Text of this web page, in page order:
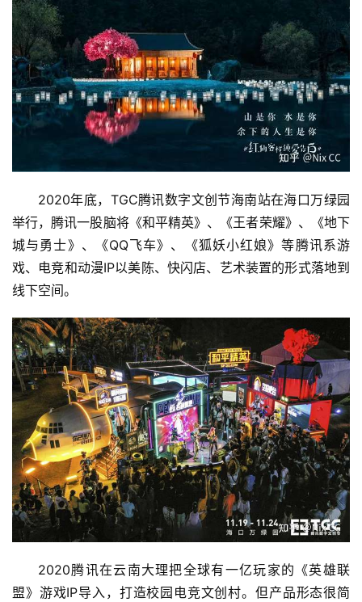
2020年底，TGC腾讯数字文创节海南站在海口万绿园
举行，腾讯一股脑将《和平精英》、《王者荣耀》、《地下
城与勇士》、《QQ飞车》、《狐妖小红娘》等腾讯系游
戏、电竞和动漫IP以美陈、快闪店、艺术装置的形式落地到
线下空间。
2020腾讯在云南大理把全球有一亿玩家的《英雄联
盟》游戏IP导入，打造校园电竞文创村。但产品形态很简